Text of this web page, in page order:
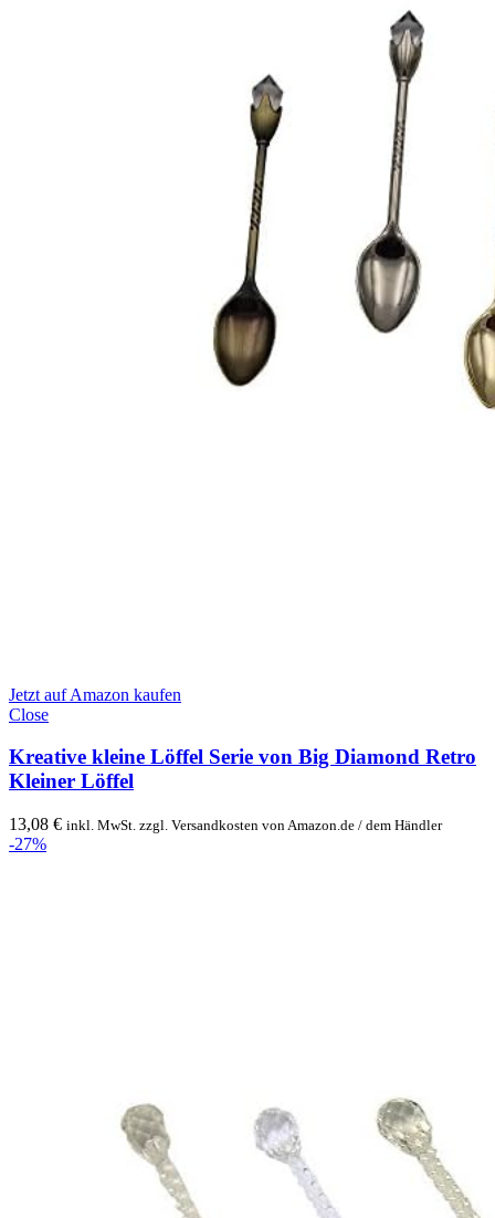
Jetzt auf Amazon kaufen
Close
Kreative kleine Löffel Serie von Big Diamond Retro
Kleiner Löffel
13,08 € inkl. MwSt. zzgl. Versandkosten von Amazon.de / dem Händler
-27%